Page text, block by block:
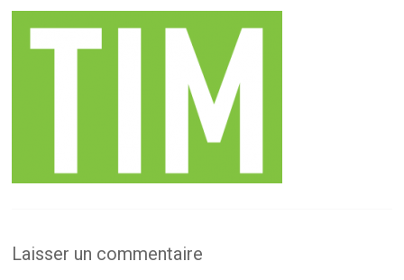
Laisser un commentaire